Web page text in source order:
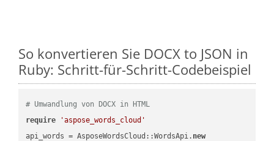
So konvertieren Sie DOCX to JSON in
Ruby: Schritt-für-Schritt-Codebeispiel
# Umwandlung von DOCX in HTML
require
'aspose_words_cloud'
api_words = AsposeWordsCloud::WordsApi. new